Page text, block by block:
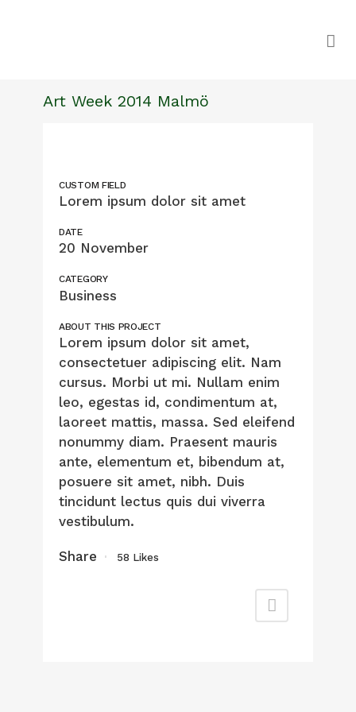
Art Week 2014 Malmö
CUSTOM FIELD
Lorem ipsum dolor sit amet
DATE
20 November
CATEGORY
Business
ABOUT THIS PROJECT
Lorem ipsum dolor sit amet,
consectetuer adipiscing elit. Nam
cursus. Morbi ut mi. Nullam enim
leo, egestas id, condimentum at,
laoreet mattis, massa. Sed eleifend
nonummy diam. Praesent mauris
ante, elementum et, bibendum at,
posuere sit amet, nibh. Duis
tincidunt lectus quis dui viverra
vestibulum.
Share 58 Likes